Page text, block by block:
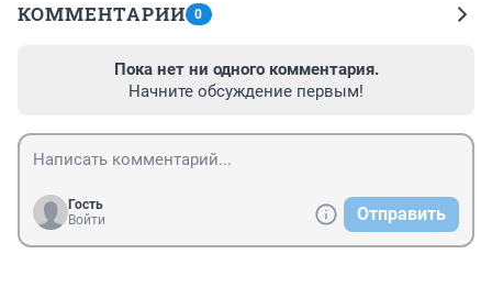
КОММЕНТАРИИ 0
Пока нет ни одного комментария.
Начните обсуждение первым!
Гость
Войти
Отправить